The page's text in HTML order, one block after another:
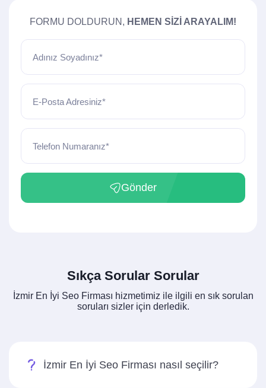
FORMU DOLDURUN, HEMEN SIZI ARAYALIM!
Adınız Soyadınız*
E-Posta Adresiniz*
Telefon Numaranız*
Gönder
Sıkça Sorular Sorular
İzmir En İyi Seo Firması hizmetimiz ile ilgili en sık sorulan
soruları sizler için derledik.
İzmir En İyi Seo Firması nasıl seçilir?